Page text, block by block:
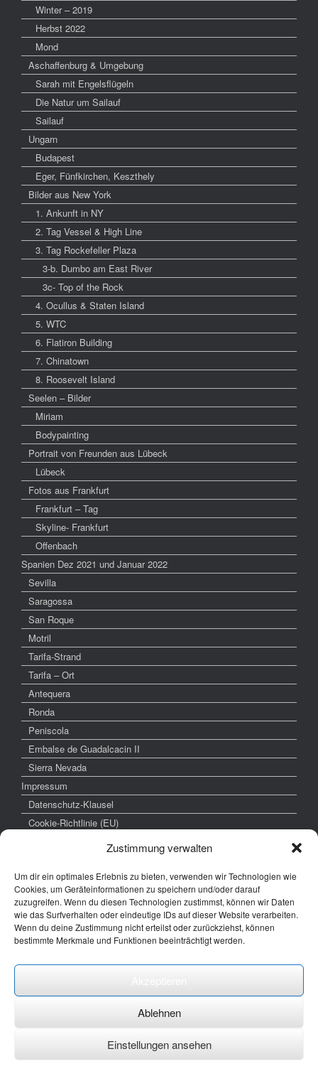
Zustimmung verwalten
Um dir ein optimales Erlebnis zu bieten, verwenden wir Technologien wie
Cookies, um Geräteinformationen zu speichern und/oder darauf
zuzugreifen. Wenn du diesen Technologien zustimmst, können wir Daten
wie das Surfverhalten oder eindeutige IDs auf dieser Website verarbeiten.
Wenn du deine Zustimmung nicht erteilst oder zurückziehst, können
bestimmte Merkmale und Funktionen beeinträchtigt werden.
Ablehnen
Einstellungen ansehen
Winter – 2019
Herbst 2022
Mond
Aschaffenburg & Umgebung
Sarah mit Engelsflügeln
Die Natur um Sailauf
Sailauf
Ungarn
Budapest
Eger, Fünfkirchen, Keszthely
Bilder aus New York
1. Ankunft in NY
2. Tag Vessel & High Line
3. Tag Rockefeller Plaza
3-b. Dumbo am East River
3c- Top of the Rock
4. Ocullus & Staten Island
5. WTC
6. Flatiron Building
7. Chinatown
8. Roosevelt Island
Seelen – Bilder
Miriam
Bodypainting
Portrait von Freunden aus Lübeck
Lübeck
Fotos aus Frankfurt
Frankfurt – Tag
Skyline- Frankfurt
Offenbach
Spanien Dez 2021 und Januar 2022
Sevilla
Saragossa
San Roque
Motril
Tarifa-Strand
Tarifa – Ort
Antequera
Ronda
Peniscola
Embalse de Guadalcacin II
Sierra Nevada
Impressum
Datenschutz-Klausel
Cookie-Richtlinie (EU)
weitere interessante Links
www.hochzeitsfoto-tk.de
www.fotografie-kraemer.de
E-Mail: thomas ( @) thomas-kraemer-fotografie.de
Ein Theme vonSiteOrigin